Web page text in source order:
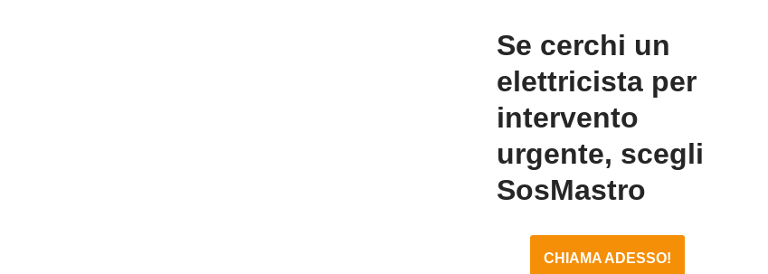
Se cerchi un
elettricista per
intervento
urgente, scegli
SosMastro
CHIAMA ADESSO!